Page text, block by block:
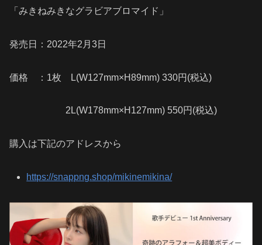
「みきねみきなグラビアブロマイド」
発売日：2022年2月3日
価格 ：1枚 L(W127mm×H89mm) 330円(税込)
2L(W178mm×H127mm) 550円(税込)
購入は下記のアドレスから
https://snappng.shop/mikinemikina/